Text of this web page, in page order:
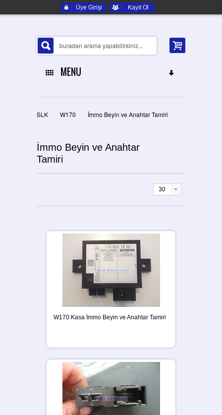
Üye Girişi Kayıt Ol
MENU
ELEKTRONIK YEDEK PARÇA
İLETIŞIM
SLK › W170 › İmmo Beyin ve Anahtar Tamiri
İmmo Beyin ve Anahtar
Tamiri
30
W170 Kasa İmmo Beyin ve Anahtar Tamiri